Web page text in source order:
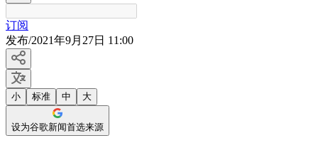
订阅
发布/2021年9月27日 11:00
小 标准 中 大
设为谷歌新闻首选来源